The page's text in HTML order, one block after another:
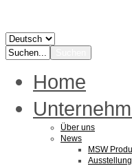
Home
Über uns
News
MSW